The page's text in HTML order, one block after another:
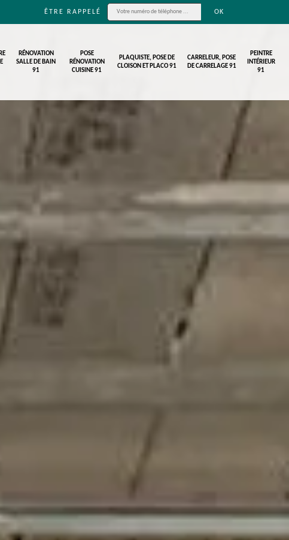
ÊTRE RAPPELÉ
RÉNOVATION
SALLE DE BAIN
91
POSE
RÉNOVATION
CUISINE 91
PLAQUISTE, POSE DE
CLOISON ET PLACO 91
CARRELEUR, POSE
DE CARRELAGE 91
PEINTRE
INTÉRIEUR
91